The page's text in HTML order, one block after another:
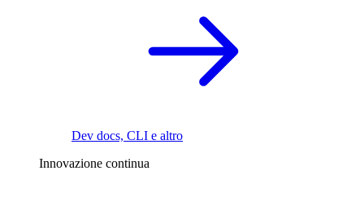
Dev docs, CLI e altro
Innovazione continua